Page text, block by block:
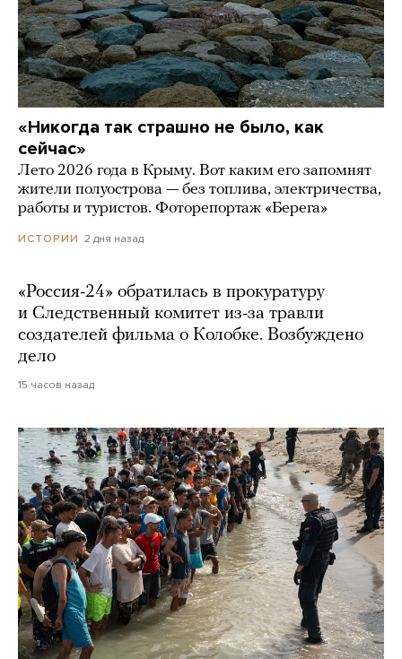
«Никогда так страшно не было, как
сейчас»
Лето 2026 года в Крыму. Вот каким его запомнят
жители полуострова — без топлива, электричества,
работы и туристов. Фоторепортаж «Берега»
ИСТОРИИ 2 дня назад
«Россия-24» обратилась в прокуратуру
и Следственный комитет из-за травли
создателей фильма о Колобке. Возбуждено
дело
15 часов назад